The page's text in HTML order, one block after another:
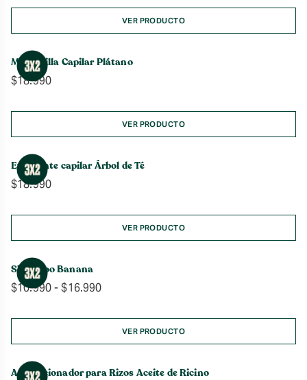
VER PRODUCTO
Mascarilla Capilar Plátano
$18.990
VER PRODUCTO
Exfoliante capilar Árbol de Té
$18.990
VER PRODUCTO
Shampoo Banana
$10.990- $16.990Rango
precios:
desde
$10.990
$16.990
VER PRODUCTO
Acondicionador para Rizos Aceite de Ricino